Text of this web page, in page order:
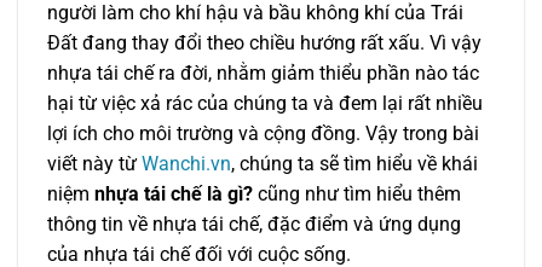
người làm cho khí hậu và bầu không khí của Trái
Đất đang thay đổi theo chiều hướng rất xấu. Vì vậy
nhựa tái chế ra đời, nhằm giảm thiểu phần nào tác
hại từ việc xả rác của chúng ta và đem lại rất nhiều
lợi ích cho môi trường và cộng đồng. Vậy trong bài
viết này từ Wanchi.vn, chúng ta sẽ tìm hiểu về khái
niệm nhựa tái chế là gì? cũng như tìm hiểu thêm
thông tin về nhựa tái chế, đặc điểm và ứng dụng
của nhựa tái chế đối với cuộc sống.